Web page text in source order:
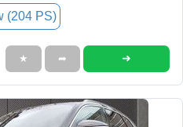
(204 PS)
★ ➦ ➜